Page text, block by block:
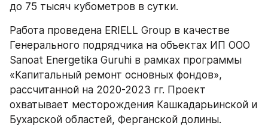
до 75 тысяч кубометров в сутки.
Работа проведена ERIELL Group в качестве
Генерального подрядчика на объектах ИП ООО
Sanoat Energetika Guruhi в рамках программы
«Капитальный ремонт основных фондов»,
рассчитанной на 2020-2023 гг. Проект
охватывает месторождения Кашкадарьинской и
Бухарской областей, Ферганской долины.